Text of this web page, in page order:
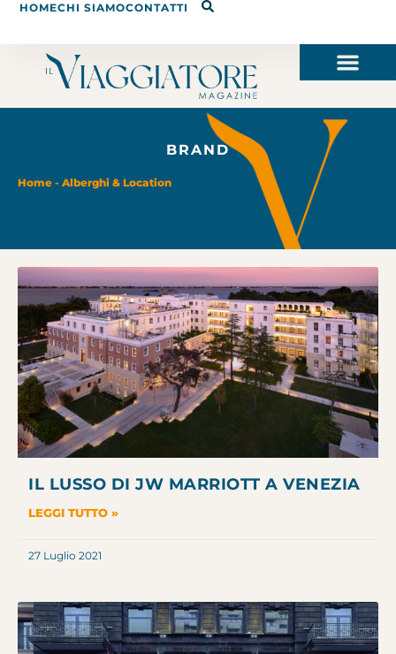
HOMECHI SIAMOCONTATTI
BRAND
Home - Alberghi & Location
IL LUSSO DI JW MARRIOTT A VENEZIA
LEGGI TUTTO »
27 Luglio 2021